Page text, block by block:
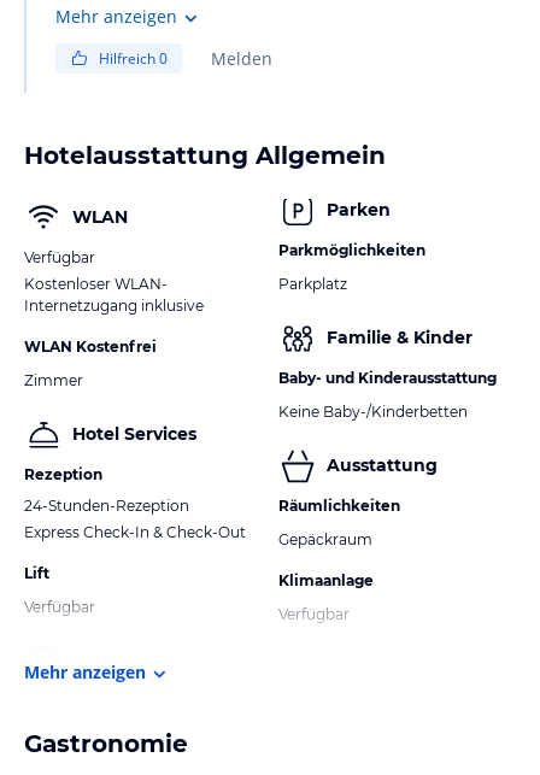
Mehr anzeigen
Hilfreich0 Melden
Hotelausstattung Allgemein
WLAN
Verfügbar
Kostenloser WLAN-
Internetzugang inklusive
WLAN Kostenfrei
Zimmer
Hotel Services
Rezeption
24-Stunden-Rezeption
Express Check-In & Check-Out
Lift
Verfügbar
Parken
Parkmöglichkeiten
Parkplatz
Familie & Kinder
Baby- und Kinderausstattung
Keine Baby-/Kinderbetten
Ausstattung
Räumlichkeiten
Gepäckraum
Klimaanlage
Verfügbar
Mehr anzeigen
Gastronomie